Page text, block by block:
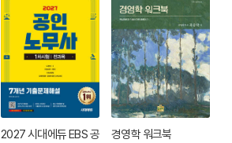
2027 시대에듀 EBS 공
경영학 워크북